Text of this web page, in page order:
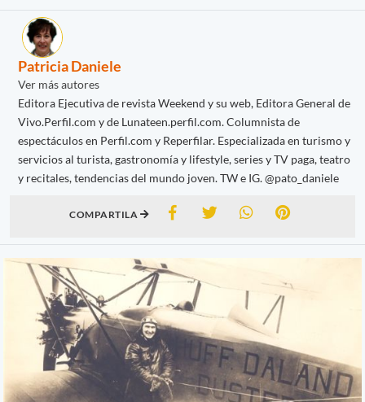
Patricia Daniele
Ver más autores
Editora Ejecutiva de revista Weekend y su web, Editora General de
Vivo.Perfil.com y de Lunateen.perfil.com. Columnista de
espectáculos en Perfil.com y Reperfilar. Especializada en turismo y
servicios al turista, gastronomía y lifestyle, series y TV paga, teatro
y recitales, tendencias del mundo joven. TW e IG. @pato_daniele
COMPARTILA